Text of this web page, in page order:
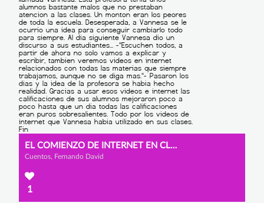
EL COMIENZO DE INTERNET EN CLASE
Cuentos, Fernando David
1